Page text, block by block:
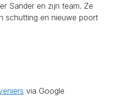
Sander en zijn team. Ze
schutting en nieuwe poort
via Google